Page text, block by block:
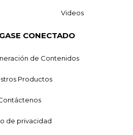
Videos
CONECTADO
de Contenidos
Productos
de privacidad